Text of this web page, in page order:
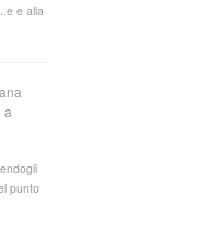
e alla
a
punto